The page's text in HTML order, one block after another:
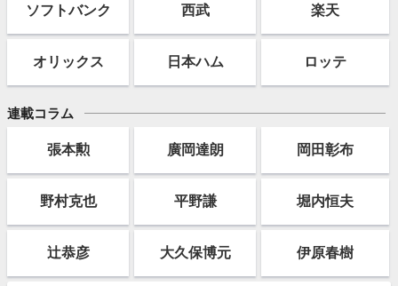
ソフトバンク 西武 楽天
オリックス 日本ハム ロッテ
連載コラム
張本勲 廣岡達朗 岡田彰布
野村克也 平野謙 堀内恒夫
辻恭彦 大久保博元 伊原春樹